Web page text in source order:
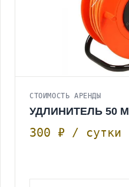
СТОИМОСТЬ АРЕНДЫ
УДЛИНИТЕЛЬ 50 М
300 ₽ / сутки